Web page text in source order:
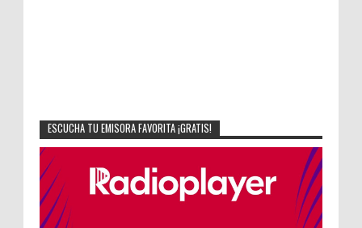
ESCUCHA TU EMISORA FAVORITA ¡GRATIS!